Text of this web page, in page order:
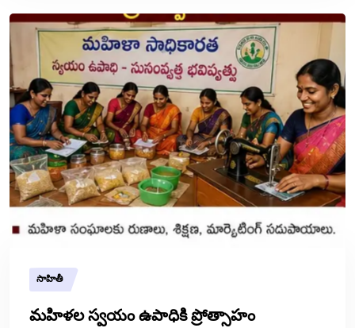
సాహితీ
మహిళల స్వయం ఉపాధికి ప్రోత్సాహం